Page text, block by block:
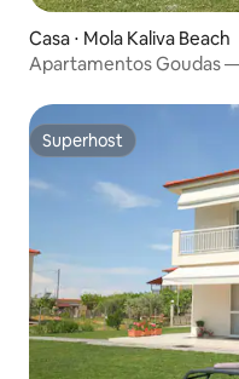
Casa ⋅ Mola Kaliva Beach
Apartamentos Goudas
Superhost
Superhost